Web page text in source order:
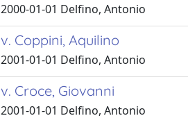
2000-01-01 Delfino, Antonio
v. Coppini, Aquilino
2001-01-01 Delfino, Antonio
v. Croce, Giovanni
2001-01-01 Delfino, Antonio